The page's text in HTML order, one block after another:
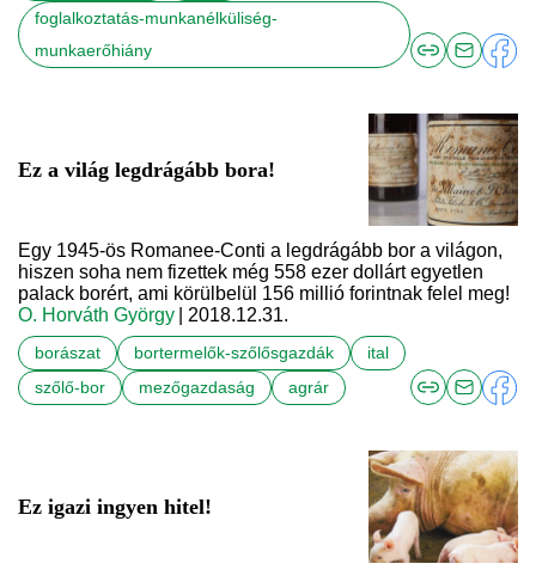
foglalkoztatás-munkanélküliség-
munkaerőhiány
Ez a világ legdrágább bora!
Egy 1945-ös Romanee-Conti a legdrágább bor a világon,
hiszen soha nem fizettek még 558 ezer dollárt egyetlen
palack borért, ami körülbelül 156 millió forintnak felel meg!
O. Horváth György
| 2018.12.31.
borászat bortermelők-szőlősgazdák
ital
szőlő-bor
mezőgazdaság agrár
Ez igazi ingyen hitel!